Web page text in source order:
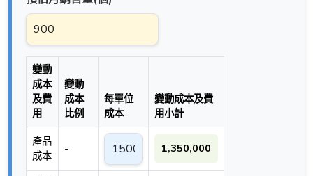
變動
成本
及費
用
變動
成本
比例
每單位
成本
變動成本及費
用小計
產品
成本
- 1,350,000